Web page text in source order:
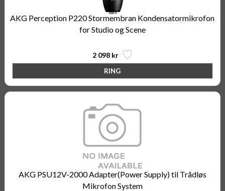
AKG Perception P220 Stormembran Kondensatormikrofon
for Studio og Scene
2 098 kr
AKG PSU12V-2000 Adapter(Power Supply) til Trådløs
Mikrofon System